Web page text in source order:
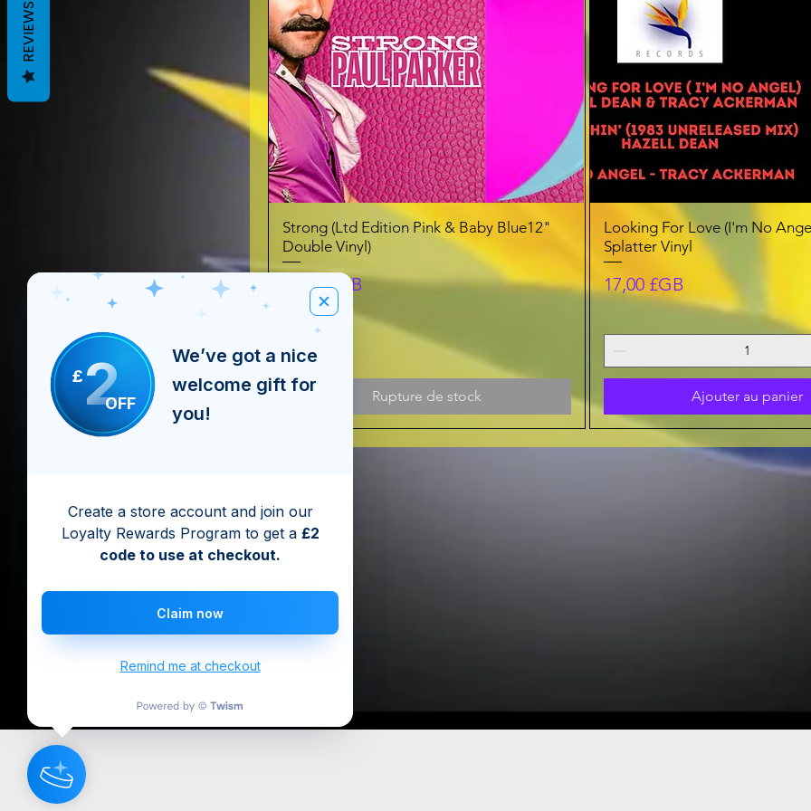
Strong (Ltd Edition Pink & Baby Blue12"
Double Vinyl)
35,00 £GB
Rupture de stock
Looking For Love (I'm No
Splatter Vinyl
Prix
17,00 £GB
Ajouter au panier
£2OFF
We’ve got a nice
welcome gift for
you!
Create a store account and join our
Loyalty Rewards Program to get a £2
code to use at checkout.
Claim now
Remind me at checkout
REVIEWS